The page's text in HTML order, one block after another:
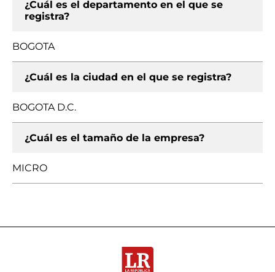
¿Cuál es el departamento en el que se
registra?
BOGOTA
¿Cuál es la ciudad en el que se registra?
BOGOTA D.C.
¿Cuál es el tamaño de la empresa?
MICRO